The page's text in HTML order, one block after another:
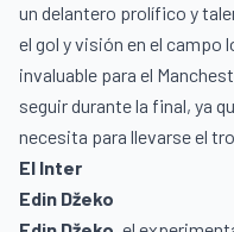
un delantero prolífico y
el gol y visión en el campo
invaluable para el
seguir durante la final, ya
necesita para llevarse el
El Inter
Edin Džeko